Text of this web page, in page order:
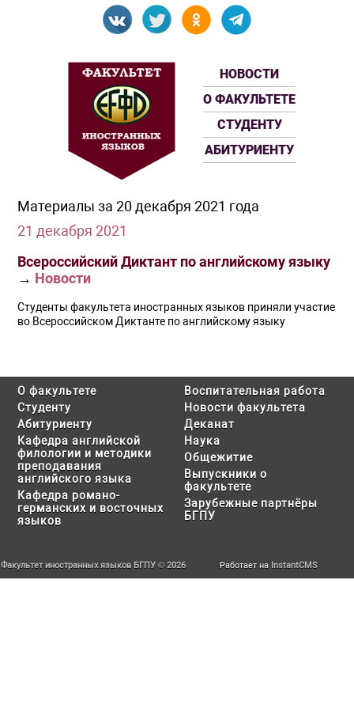
НОВОСТИ
О ФАКУЛЬТЕТЕ
СТУДЕНТУ
АБИТУРИЕНТУ
Материалы за 20 декабря 2021 года
21 декабря 2021
Всероссийский Диктант по английскому языку
→ Новости
Студенты факультета иностранных языков приняли участие
во Всероссийском Диктанте по английскому языку
О факультете
Студенту
Абитуриенту
Кафедра английской
филологии и методики
преподавания
английского языка
Кафедра романо-
германских и восточных
языков
Воспитательная работа
Новости факультета
Деканат
Наука
Общежитие
Выпускники о
факультете
Зарубежные партнёры
БГПУ
Факультет иностранных языков БГПУ © 2026 Работает на InstantCMS